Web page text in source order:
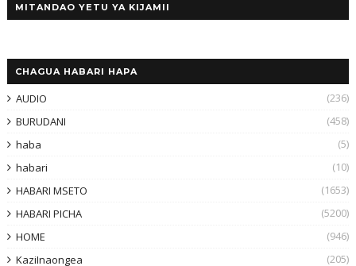
MITANDAO YETU YA KIJAMII
CHAGUA HABARI HAPA
AUDIO
(236)
BURUDANI
(458)
haba
(5)
habari
(10)
HABARI MSETO
(1653)
HABARI PICHA
(5200)
HOME
(946)
KaziInaongea
(205)